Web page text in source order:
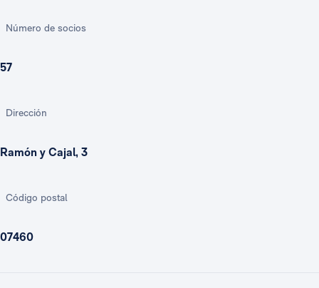
Número de socios
57
Dirección
Ramón y Cajal, 3
Código postal
07460